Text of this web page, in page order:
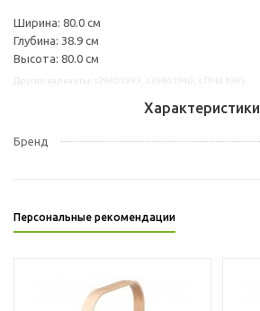
Ширина: 80.0 см
Глубина: 38.9 см
Высота: 80.0 см
Характеристики
Бренд
Персональные рекомендации